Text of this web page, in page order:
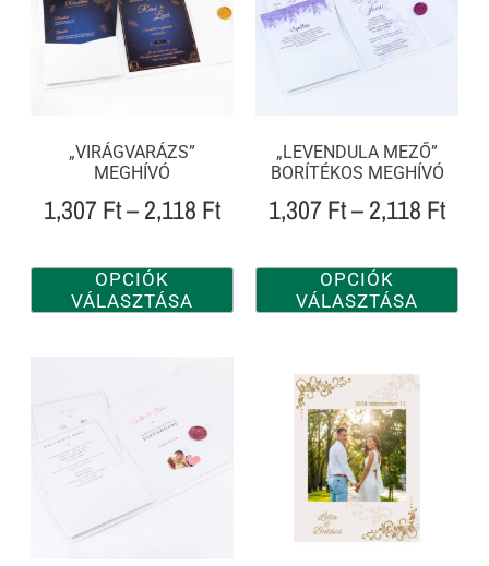
„VIRÁGVARÁZS”
MEGHÍVÓ
1,307Ft–2,118 Ft
OPCIÓK
VÁLASZTÁSA
„LEVENDULA MEZŐ”
BORÍTÉKOS MEGHÍVÓ
1,307Ft–2,118 Ft
OPCIÓK
VÁLASZTÁSA